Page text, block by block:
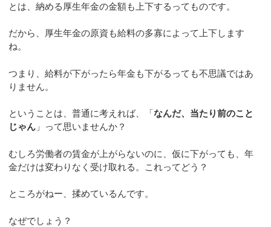
とは、納める厚生年金の金額も上下するってものです。
だから、厚生年金の原資も給料の多寡によって上下します
ね。
つまり、給料が下がったら年金も下がるっても不思議ではあ
りません。
ということは、普通に考えれば、「なんだ、当たり前のこと
じゃん 」って思いませんか？
むしろ労働者の賃金が上がらないのに、仮に下がっても、年
金だけは変わりなく受け取れる。これってどう？
ところがねー、揉めているんです。
なぜでしょう？